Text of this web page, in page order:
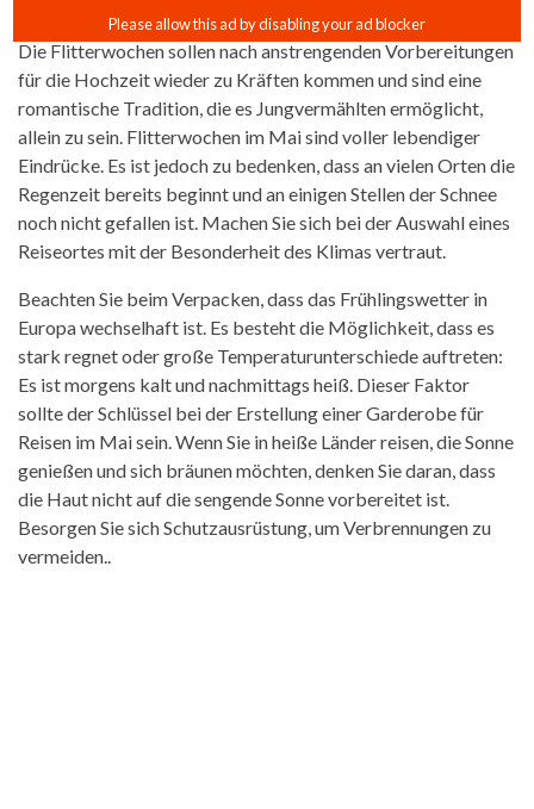
Die Flitterwochen sollen nach anstrengenden Vorbereitungen
für die Hochzeit wieder zu Kräften kommen und sind eine
romantische Tradition, die es Jungvermählten ermöglicht,
allein zu sein. Flitterwochen im Mai sind voller lebendiger
Eindrücke. Es ist jedoch zu bedenken, dass an vielen Orten die
Regenzeit bereits beginnt und an einigen Stellen der Schnee
noch nicht gefallen ist. Machen Sie sich bei der Auswahl eines
Reiseortes mit der Besonderheit des Klimas vertraut.
Beachten Sie beim Verpacken, dass das Frühlingswetter in
Europa wechselhaft ist. Es besteht die Möglichkeit, dass es
stark regnet oder große Temperaturunterschiede auftreten:
Es ist morgens kalt und nachmittags heiß. Dieser Faktor
sollte der Schlüssel bei der Erstellung einer Garderobe für
Reisen im Mai sein. Wenn Sie in heiße Länder reisen, die Sonne
genießen und sich bräunen möchten, denken Sie daran, dass
die Haut nicht auf die sengende Sonne vorbereitet ist.
Besorgen Sie sich Schutzausrüstung, um Verbrennungen zu
vermeiden..